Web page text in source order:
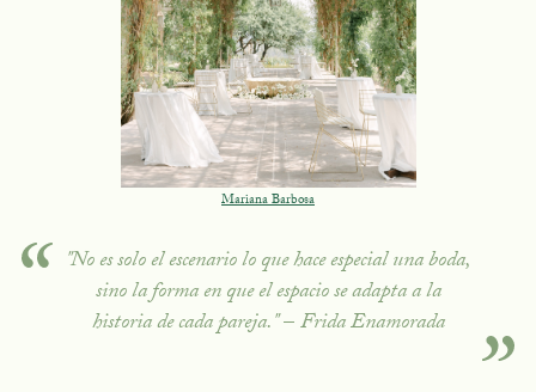
Mariana Barbosa
"No es solo el escenario lo que hace especial una boda,
sino la forma en que el espacio se adapta a la
historia de cada pareja."–Frida Enamorada